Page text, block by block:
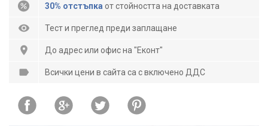
30% отстъпка от стойността на доставката
Тест и преглед преди заплащане
До адрес или офис на "Еконт"
Всички цени в сайта са с включено ДДС